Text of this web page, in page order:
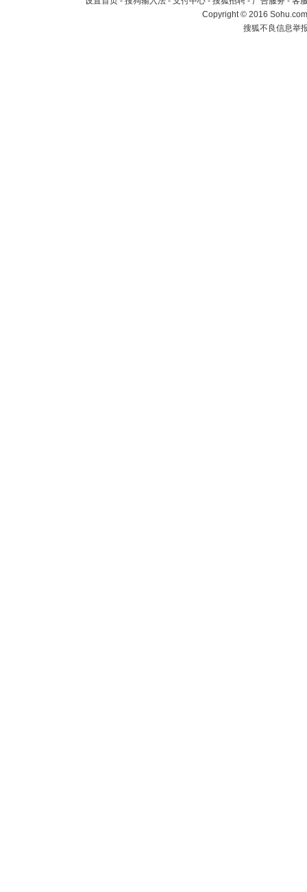
Copyright©2016
搜狐不良信息举